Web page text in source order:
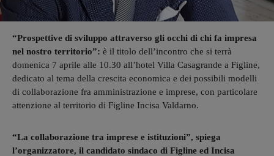
“Prospettive di sviluppo attraverso gli occhi di chi fa impresa
nel nostro territorio”: è il titolo dell’incontro che si terrà
domenica 7 aprile alle 10.30 all’hotel Villa Casagrande a Figline,
dedicato al tema della crescita economica e dei possibili modelli
di collaborazione fra amministrazione e imprese, con particolare
attenzione al territorio di Figline Incisa Valdarno.
“La collaborazione tra imprese e istituzioni”, spiega
l’organizzatore, il candidato sindaco di Figline ed Incisa